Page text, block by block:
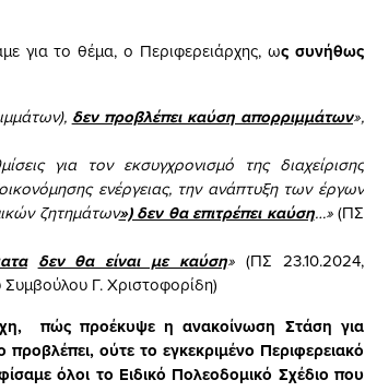
για το θέμα, ο Περιφερειάρχης, ως συνήθως
δεν προβλέπει καύση απορριμμάτων»,
για τον εκσυγχρονισμό της διαχείρισης
ενέργειας, την ανάπτυξη των έργων
ζητημάτων»)δεν θα επιτρέπει καύση…»(ΠΣ
δεν θα είναι με καύση» (ΠΣ 23.10.2024,
Γ. Χριστοφορίδη)
πώς προέκυψε η ανακοίνωση Στάση για
ούτε το εγκεκριμένο Περιφερειακό
όλοι το Ειδικό Πολεοδομικό Σχέδιο που